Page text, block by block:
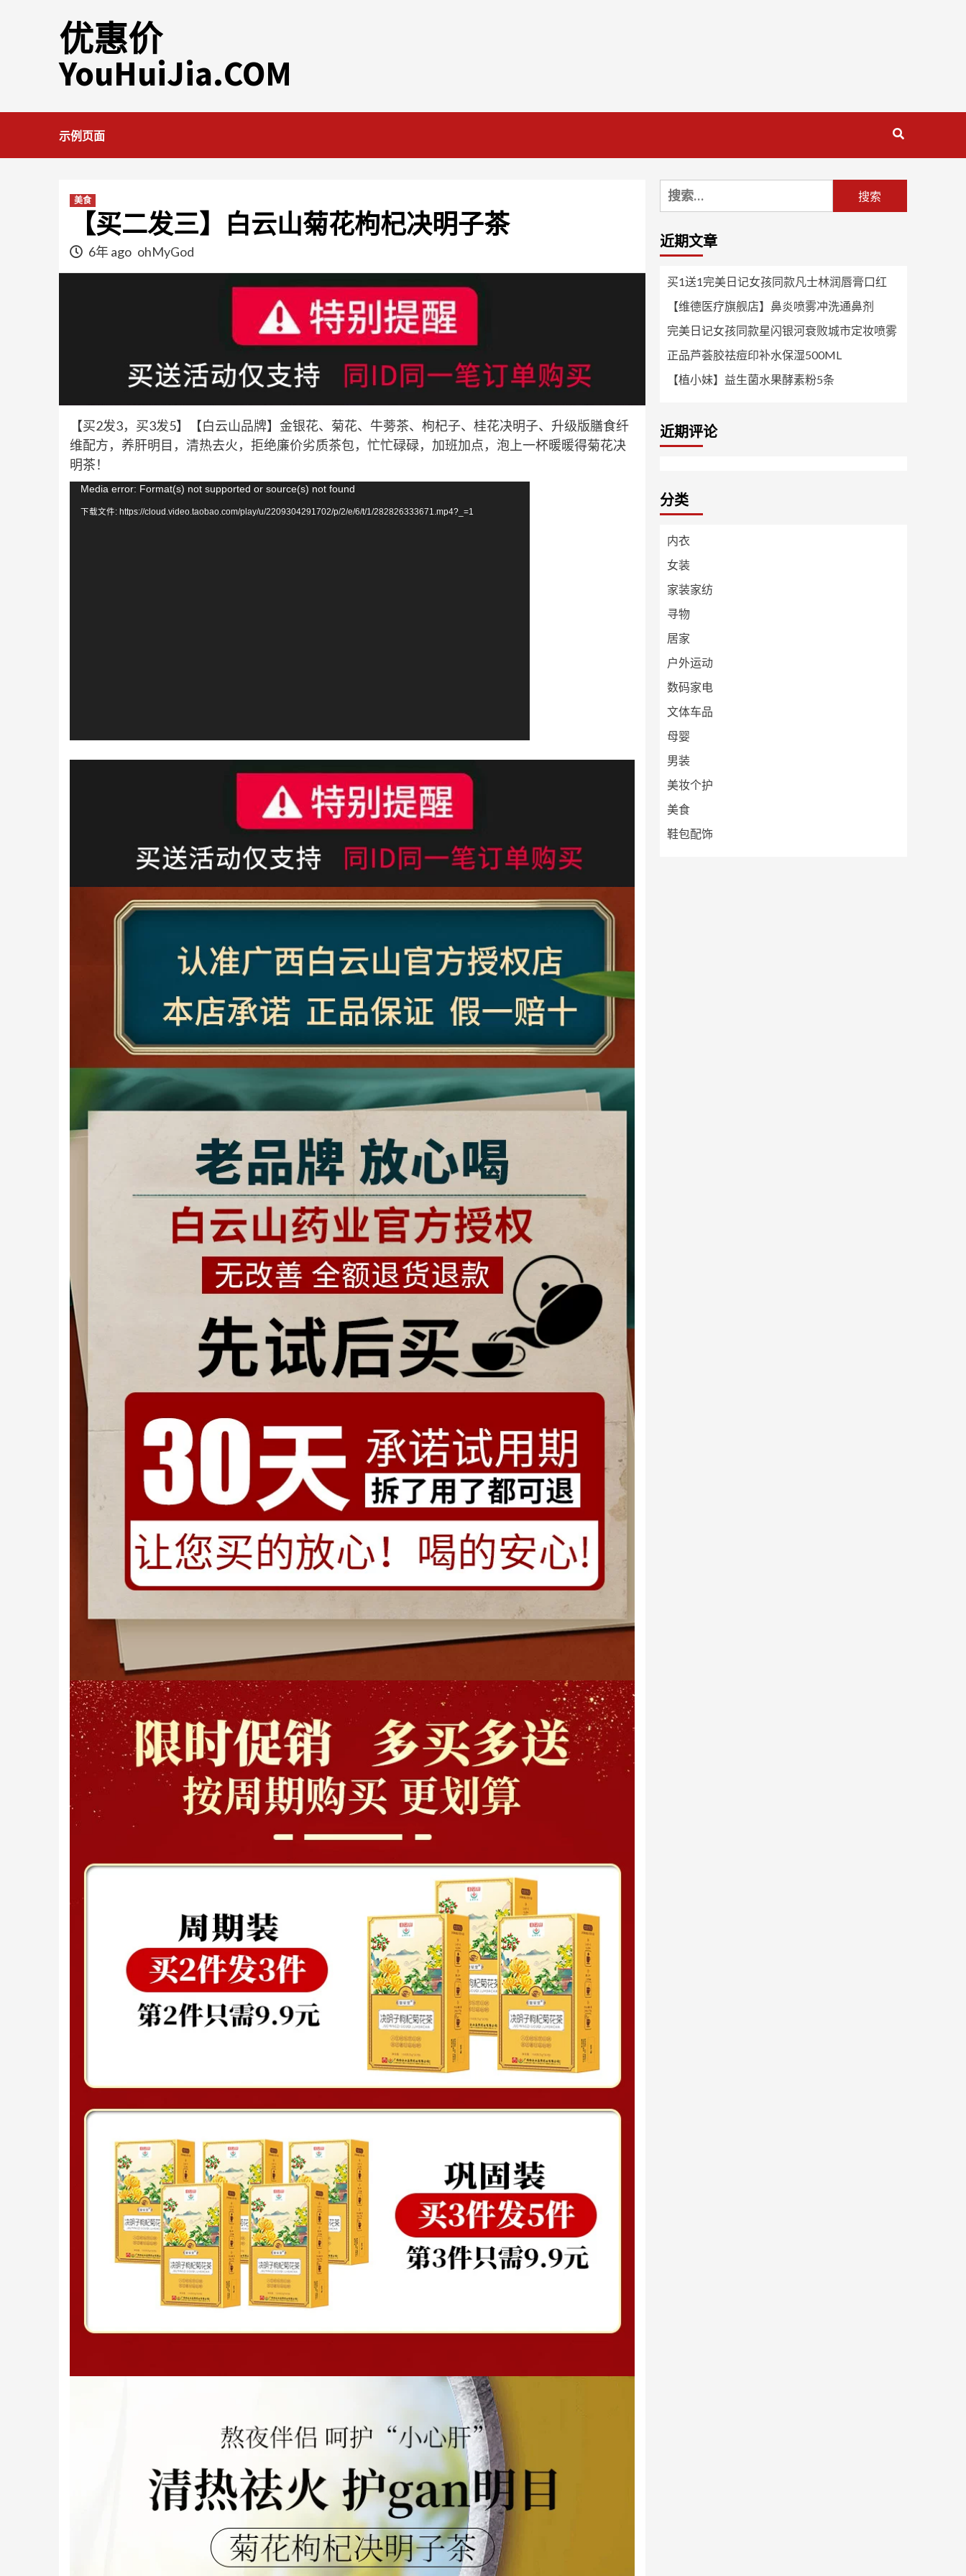
优惠价
YouHuiJia.COM
示例页面
美食
【买二发三】白云山菊花枸杞决明子茶
6年 ago ohMyGod
【买2发3，买3发5】【白云山品牌】金银花、菊花、牛蒡茶、枸杞子、桂花决明子、升级版膳食纤
维配方，养肝明目，清热去火，拒绝廉价劣质茶包，忙忙碌碌，加班加点，泡上一杯暖暖得菊花决
明茶！
视
频
Media error: Format(s) not supported or source(s) not found
下载文件: https://cloud.video.taobao.com/play/u/2209304291702/p/2/e/6/t/1/282826333671.mp4?_=1
搜
索：
近期文章
买1送1完美日记女孩同款凡士林润唇膏口红
【维德医疗旗舰店】鼻炎喷雾冲洗通鼻剂
完美日记女孩同款星闪银河衰败城市定妆喷雾
正品芦荟胶祛痘印补水保湿500ML
【植小妹】益生菌水果酵素粉5条
近期评论
分类
内衣
女装
家装家纺
寻物
居家
户外运动
数码家电
文体车品
母婴
男装
美妆个护
美食
鞋包配饰